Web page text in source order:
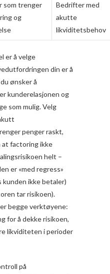
som trenger
og
Bedrifter med
akutte
likviditetsbehov
er å velge
din er å
ønsker å
kunderelasjonen og
som mulig. Velg
penger raskt,
at factoring ikke
helt –
er «med regress»
kunden ikke betaler)
tar risikoen).
begge verktøyene:
for å dekke risikoen,
likviditeten i perioder
på